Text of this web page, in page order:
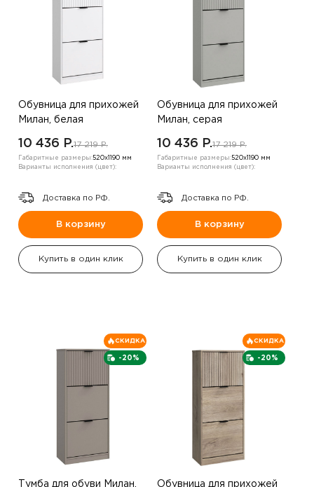
Обувница для прихожей
Милан, белая
10 436 P.17 219 P.
Габаритные размеры:520х1190 мм
Варианты исполнения (цвет):
Доставка по РФ.
В корзину
Купить в один клик
Обувница для прихожей
Милан, серая
10 436 P.17 219 P.
Габаритные размеры:520х1190 мм
Варианты исполнения (цвет):
Доставка по РФ.
В корзину
Купить в один клик
-20%
СКИДКА
Тумба для обуви Милан,
-20%
СКИДКА
Обувница для прихожей